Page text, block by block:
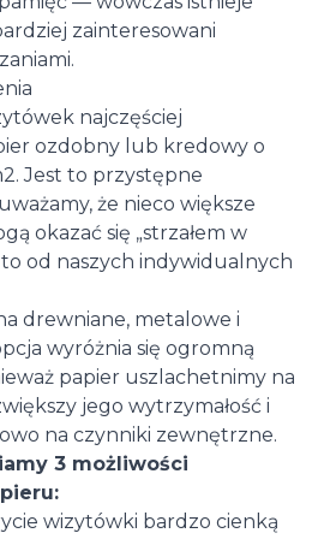
zainteresowani
najczęściej
ozdobny lub kredowy o
Jest to przystępne
że nieco większe
okazać się „strzałem w
od naszych indywidualnych
drewniane, metalowe i
wyróżnia się ogromną
papier uszlachetnimy na
jego wytrzymałość i
na czynniki zewnętrzne.
3 możliwości
wizytówki bardzo cienką